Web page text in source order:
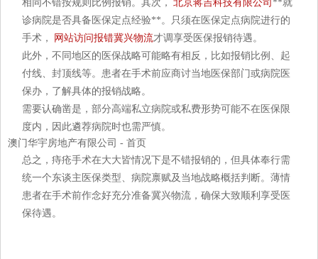
相同不错按规则比例报销。其次， 北京蒋吉科技有限公司 **就
诊病院是否具备医保定点经验**。只须在医保定点病院进行的
手术，
网站访问报错冀兴物流才调享受医保报销待遇。
此外，不同地区的医保战略可能略有相反，比如报销比例、起
付线、封顶线等。患者在手术前应商讨当地医保部门或病院医
保办，了解具体的报销战略。
需要认确凿是，部分高端私立病院或私费形势可能不在医保限
度内，因此遴荐病院时也需严慎。
澳门华宇房地产有限公司 - 首页
总之，痔疮手术在大大皆情况下是不错报销的，但具体奉行需
统一个东谈主医保类型、病院禀赋及当地战略概括判断。薄情
患者在手术前作念好充分准备冀兴物流，确保大致顺利享受医
保待遇。